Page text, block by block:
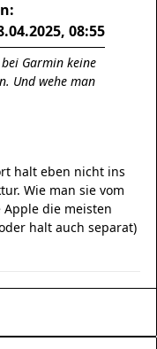
08:55
Garmin keine
Und wehe man
halt eben nicht ins
Wie man sie vom
Apple die meisten
halt auch separat)